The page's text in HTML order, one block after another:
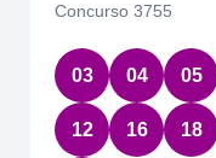
Concurso 3755
03 04 05
12 16 18